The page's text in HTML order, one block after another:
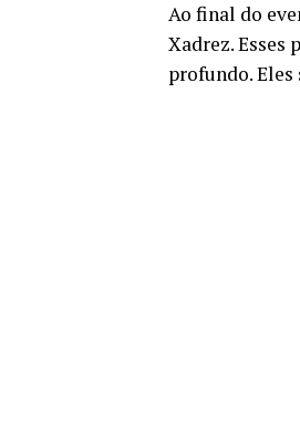
Ao final do
Xadrez.
profundo.